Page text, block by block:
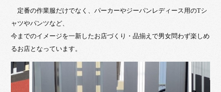
定番の作業服だけでなく、パーカーやジーパンレディース用のTシ
ャツやパンツなど、
今までのイメージを一新したお店づくり・品揃えで男女問わず楽しめ
るお店となっています。